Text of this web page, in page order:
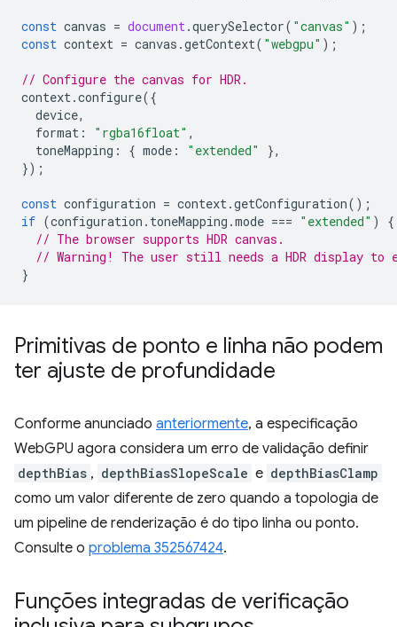
const canvas = document.querySelector( "canvas" );
const context = canvas .getContext( "webgpu" );
// Configure the canvas for HDR.
context.configure({
device,
format : "rgba16float" ,
toneMapping : { mode : "extended"
},
});
const configuration = context.getConfiguration();
if (configuration . toneMapping .mode === "extended" )
{
// The browser supports HDR canvas.
// Warning! The user still needs a HDR display to
}
Primitivas de ponto e linha não podem
ter ajuste de profundidade
Conforme anunciado anteriormente, a especificação
WebGPU agora considera um erro de validação definir
depthBias , depthBiasSlopeScale e depthBiasClamp
como um valor diferente de zero quando a topologia de
um pipeline de renderização é do tipo linha ou ponto.
Consulte o problema 352567424.
Funções integradas de verificação